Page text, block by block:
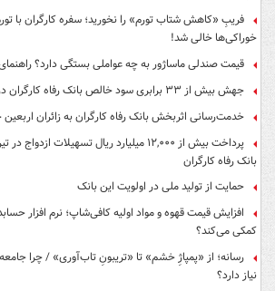
خوراکی‌ها خالی شد!
قیمت صندلی ماساژور به چه عواملی بستگی دارد؟
جهش بیش از ۳۳ برابری سود خالص بانک رفاه کارگران در بهار ۱۴۰۵
خدمت‌رسانی اثربخش بانک رفاه کارگران به زائران
پرداخت بیش از ۱۲,۰۰۰ میلیارد ریال تسهیلات
بانک رفاه کارگران
حمایت از تولید ملی در اولویت این بانک
افزایش قیمت قهوه و مواد اولیه کافی‌شاپ؛ نرم افزار
کمکی می‌کند؟
رسانه؛ از «پمپاژِ خشم» تا «تریبونِ تاب‌آوری» / چرا
نیاز دارد؟